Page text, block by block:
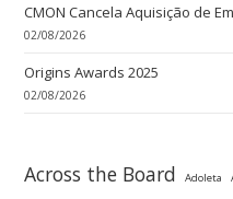
CMON Cancela Aquisição de
02/08/2026
Origins Awards 2025
02/08/2026
Across the Board Adoleta